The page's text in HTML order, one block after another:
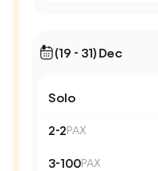
(19 - 31) Dec
Solo
2-2PAX
3-100PAX